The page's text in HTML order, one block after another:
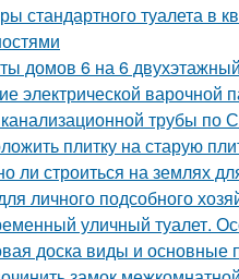
стандартного туалета в
домов 6 на 6
электрической варочной
трубы по
плитку на старую
ли строиться на землях
личного подсобного
уличный туалет.
доска виды и основные